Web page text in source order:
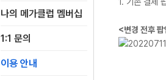
나의 메가클럽 멤버십
1:1 문의
이용 안내
<변경 전후